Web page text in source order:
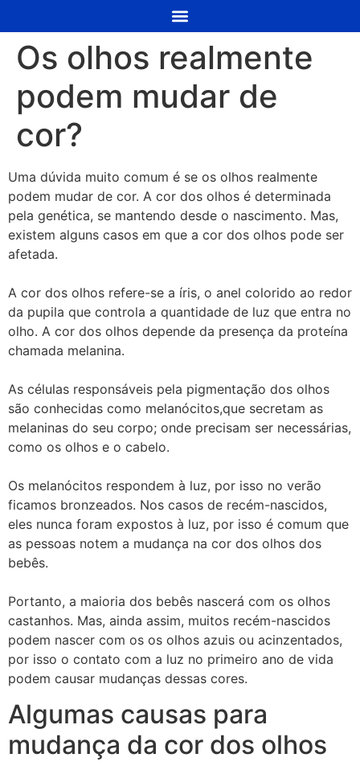
Os olhos realmente
podem mudar de
cor?
Uma dúvida muito comum é se os olhos realmente
podem mudar de cor. A cor dos olhos é determinada
pela genética, se mantendo desde o nascimento. Mas,
existem alguns casos em que a cor dos olhos pode ser
afetada.
A cor dos olhos refere-se a íris, o anel colorido ao redor
da pupila que controla a quantidade de luz que entra no
olho. A cor dos olhos depende da presença da proteína
chamada melanina.
As células responsáveis pela pigmentação dos olhos
são conhecidas como melanócitos,que secretam as
melaninas do seu corpo; onde precisam ser necessárias,
como os olhos e o cabelo.
Os melanócitos respondem à luz, por isso no verão
ficamos bronzeados. Nos casos de recém-nascidos,
eles nunca foram expostos à luz, por isso é comum que
as pessoas notem a mudança na cor dos olhos dos
bebês.
Portanto, a maioria dos bebês nascerá com os olhos
castanhos. Mas, ainda assim, muitos recém-nascidos
podem nascer com os os olhos azuis ou acinzentados,
por isso o contato com a luz no primeiro ano de vida
podem causar mudanças dessas cores.
Algumas causas para
mudança da cor dos olhos